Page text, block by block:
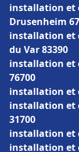
installation et
Drusenheim
installation et
du Var 83390
installation et
76700
installation et
installation et
31700
installation et
installation et